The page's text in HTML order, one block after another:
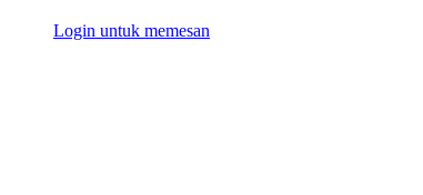
Login untuk memesan